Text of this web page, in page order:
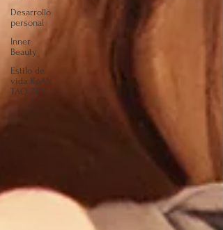
Desarrollo
personal
Inner
Beauty
Estilo de
vida KōAN
TAO ZEN